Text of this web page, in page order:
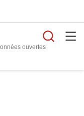
ouvertes